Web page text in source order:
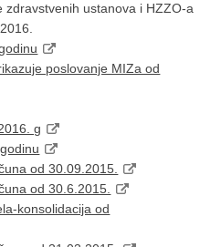
zdravstvenih ustanova i HZZO-a
poslovanje MIZa od
g
od 30.09.2015.
od 30.6.2015.
konsolidacija od